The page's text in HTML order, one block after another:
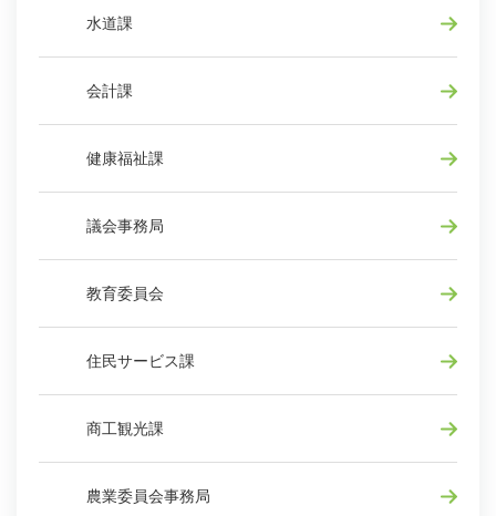
水道課
会計課
健康福祉課
議会事務局
教育委員会
住民サービス課
商工観光課
農業委員会事務局